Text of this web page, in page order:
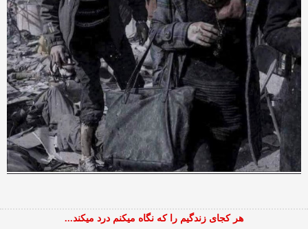
هر کجای زندگیم را که نگاه میکنم درد میکند...